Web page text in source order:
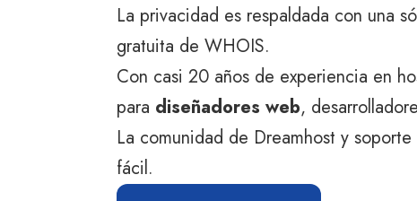
La privacidad es respaldada con una
gratuita de WHOIS.
Con casi 20 años de experiencia en
para diseñadores web,
La comunidad de Dreamhost y
fácil.